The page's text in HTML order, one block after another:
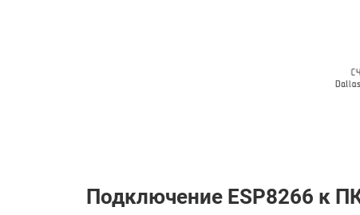
Подключение ESP8266 к